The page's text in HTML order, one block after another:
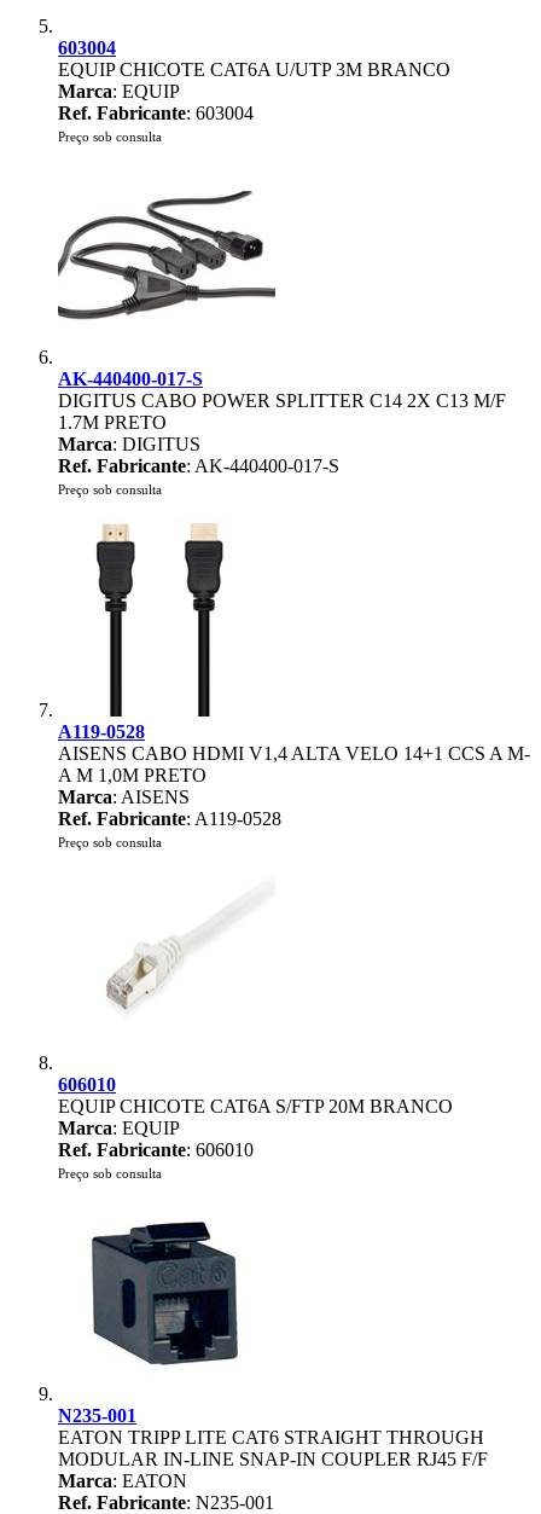
603004
EQUIP CHICOTE CAT6A U/UTP 3M BRANCO
Marca: EQUIP
Ref. Fabricante: 603004
Preço sob consulta
AK-440400-017-S
DIGITUS CABO POWER SPLITTER C14 2X C13 M/F
1.7M PRETO
Marca: DIGITUS
Ref. Fabricante: AK-440400-017-S
Preço sob consulta
A119-0528
AISENS CABO HDMI V1,4 ALTA VELO 14+1 CCS A M-
A M 1,0M PRETO
Marca: AISENS
Ref. Fabricante: A119-0528
Preço sob consulta
606010
EQUIP CHICOTE CAT6A S/FTP 20M BRANCO
Marca: EQUIP
Ref. Fabricante: 606010
Preço sob consulta
N235-001
EATON TRIPP LITE CAT6 STRAIGHT THROUGH
MODULAR IN-LINE SNAP-IN COUPLER RJ45 F/F
Marca: EATON
Ref. Fabricante: N235-001